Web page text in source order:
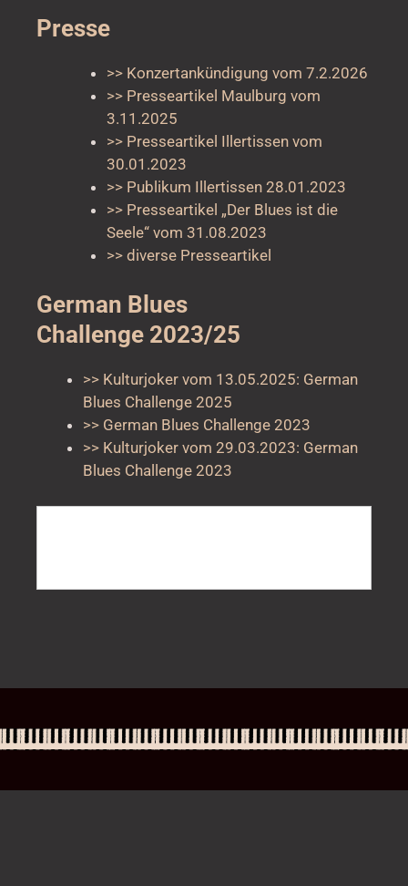
Presse
>> Konzertankündigung vom 7.2.2026
>> Presseartikel Maulburg vom
3.11.2025
>> Presseartikel Illertissen vom
30.01.2023
>> Publikum Illertissen 28.01.2023
>> Presseartikel „Der Blues ist die
Seele“ vom 31.08.2023
>> diverse Presseartikel
German Blues
Challenge 2023/25
>> Kulturjoker vom 13.05.2025: German
Blues Challenge 2025
>> German Blues Challenge 2023
>> Kulturjoker vom 29.03.2023: German
Blues Challenge 2023